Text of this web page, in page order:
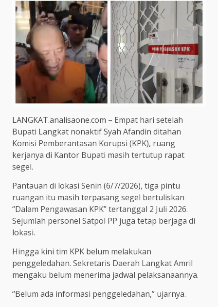
LANGKAT.analisaone.com – Empat hari setelah
Bupati Langkat nonaktif Syah Afandin ditahan
Komisi Pemberantasan Korupsi (KPK), ruang
kerjanya di Kantor Bupati masih tertutup rapat
segel.
Pantauan di lokasi Senin (6/7/2026), tiga pintu
ruangan itu masih terpasang segel bertuliskan
“Dalam Pengawasan KPK” tertanggal 2 Juli 2026.
Sejumlah personel Satpol PP juga tetap berjaga di
lokasi.
Hingga kini tim KPK belum melakukan
penggeledahan. Sekretaris Daerah Langkat Amril
mengaku belum menerima jadwal pelaksanaannya.
“Belum ada informasi penggeledahan,” ujarnya.